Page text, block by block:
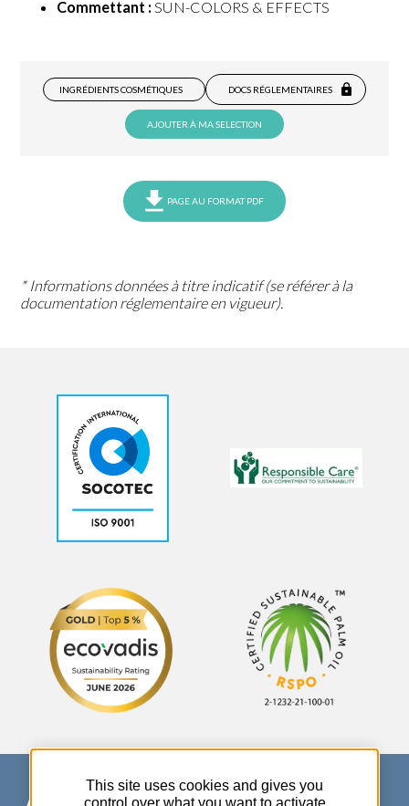
Commettant : SUN-COLORS & EFFECTS
INGRÉDIENTS COSMÉTIQUES DOCS RÉGLEMENTAIRES
AJOUTER À MA SELECTION
PAGE AU FORMAT PDF
* Informations données à titre indicatif (se référer à la
documentation réglementaire en vigueur).
This site uses cookies and gives you
control over what you want to activate